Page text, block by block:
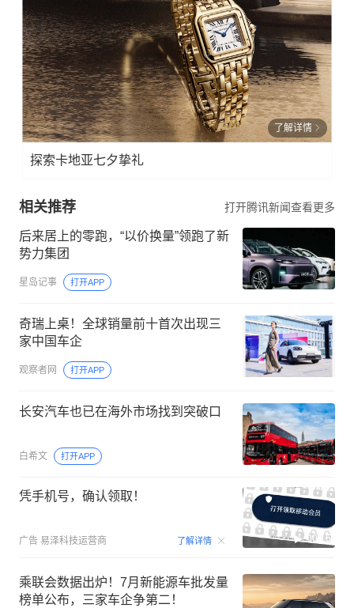
了解详情
探索卡地亚七夕挚礼
相关推荐 打开腾讯新闻查看更多
后来居上的零跑，“以价换量”领跑了新
势力集团
星岛记事 打开APP
奇瑞上桌！全球销量前十首次出现三
家中国车企
观察者网 打开APP
长安汽车也已在海外市场找到突破口
白希文 打开APP
凭手机号，确认领取！
广告 易泽科技运营商 了解详情 00:15
乘联会数据出炉！7月新能源车批发量
榜单公布，三家车企争第二！